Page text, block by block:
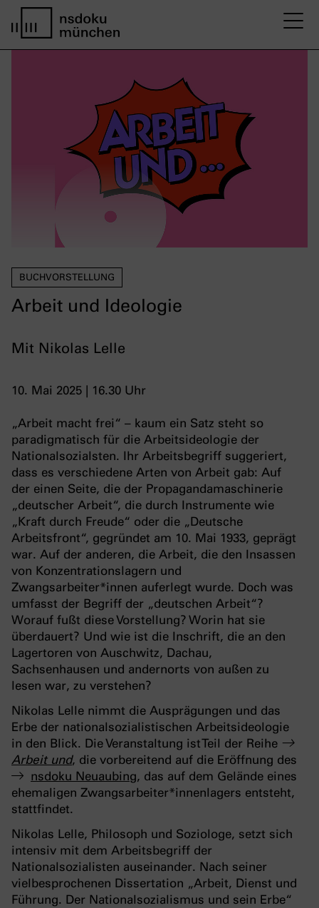
BUCHVORSTELLUNG
Arbeit und Ideologie
Mit Nikolas Lelle
10. Mai 2025 | 16.30 Uhr
„Arbeit macht frei“ – kaum ein Satz steht so
paradigmatisch für die Arbeitsideologie der
Nationalsozialsten. Ihr Arbeitsbegriff suggeriert,
dass es verschiedene Arten von Arbeit gab: Auf
der einen Seite, die der Propagandamaschinerie
„deutscher Arbeit“, die durch Instrumente wie
„Kraft durch Freude“ oder die „Deutsche
Arbeitsfront“, gegründet am 10. Mai 1933, geprägt
war. Auf der anderen, die Arbeit, die den Insassen
von Konzentrationslagern und
Zwangsarbeiter*innen auferlegt wurde. Doch was
umfasst der Begriff der „deutschen Arbeit“?
Worauf fußt diese Vorstellung? Worin hat sie
überdauert? Und wie ist die Inschrift, die an den
Lagertoren von Auschwitz, Dachau,
Sachsenhausen und andernorts von außen zu
lesen war, zu verstehen?
Nikolas Lelle nimmt die Ausprägungen und das
Erbe der nationalsozialistischen Arbeitsideologie
in den Blick. Die Veranstaltung ist Teil der Reihe
Arbeit und, die vorbereitend auf die Eröffnung des
nsdoku Neuaubing, das auf dem Gelände eines
ehemaligen Zwangsarbeiter*innenlagers entsteht,
stattfindet.
Nikolas Lelle, Philosoph und Soziologe, setzt sich
intensiv mit dem Arbeitsbegriff der
Nationalsozialisten auseinander. Nach seiner
vielbesprochenen Dissertation „Arbeit, Dienst und
Führung. Der Nationalsozialismus und sein Erbe“